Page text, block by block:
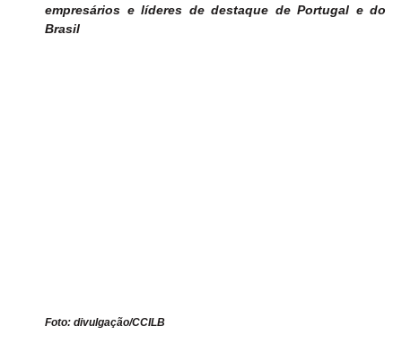
empresários e líderes de destaque de Portugal e do
Brasil
Foto: divulgação/CCILB